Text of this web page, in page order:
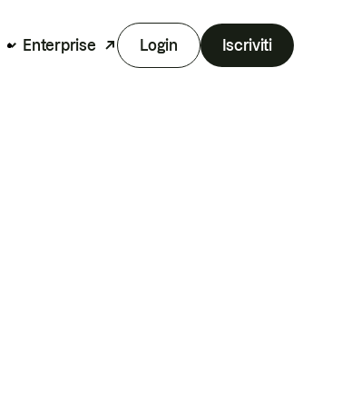
Enterprise Login Iscriviti